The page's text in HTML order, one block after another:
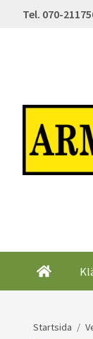
Tel. 070-
Startsida /